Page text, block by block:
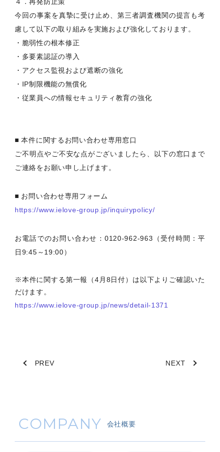
今回の事案を真摯に受け止め、第三者調査機関の提言も考
慮して以下の取り組みを実施および強化しております。
・脆弱性の根本修正
・多要素認証の導入
・アクセス監視および遮断の強化
・IP制限機能の無償化
・従業員への情報セキュリティ教育の強化
■ 本件に関するお問い合わせ専用窓口
ご不明点やご不安な点がございましたら、以下の窓口まで
ご連絡をお願い申し上げます。
■ お問い合わせ専用フォーム
https://www.ielove-group.jp/inquirypolicy/
お電話でのお問い合わせ：0120-962-963（受付時間：平
日9:45～19:00）
※本件に関する第一報（4月8日付）は以下よりご確認いた
だけます。
https://www.ielove-group.jp/news/detail-1371
PREV NEXT
COMPANY 会社概要